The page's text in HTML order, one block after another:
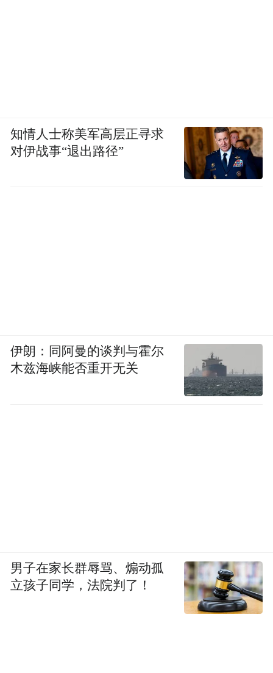
知情人士称美军高层正寻求
对伊战事“退出路径”
伊朗：同阿曼的谈判与霍尔
木兹海峡能否重开无关
男子在家长群辱骂、煽动孤
立孩子同学，法院判了！